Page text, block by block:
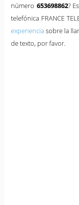
número 653698862?
telefónica FRANCE
experiencia sobre la
de texto, por favor.